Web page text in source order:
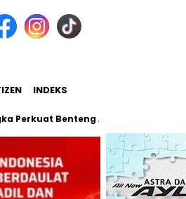
INDEKS
Benteng Antinarkoba, Pemkab dan